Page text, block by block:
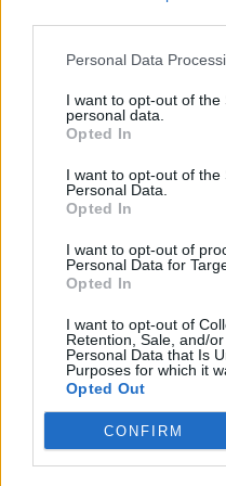
Personal Data
I want to opt-out of the
personal data.
Opted In
I want to opt-out of the
Personal Data.
Opted In
I want to opt-out of
Personal Data for
Opted In
I want to opt-out of
Retention, Sale, and/
Personal Data that Is
Purposes for which it
Opted Out
CONFIRM
00:00